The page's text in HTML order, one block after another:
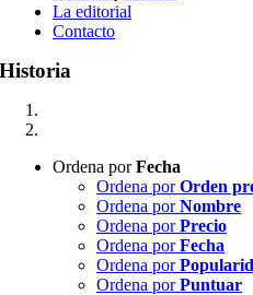
La editorial
Contacto
Historia
Ordena porFecha
Ordena porOrden
Ordena porNombre
Ordena porPrecio
Ordena porFecha
Ordena por
Ordena porPuntuar